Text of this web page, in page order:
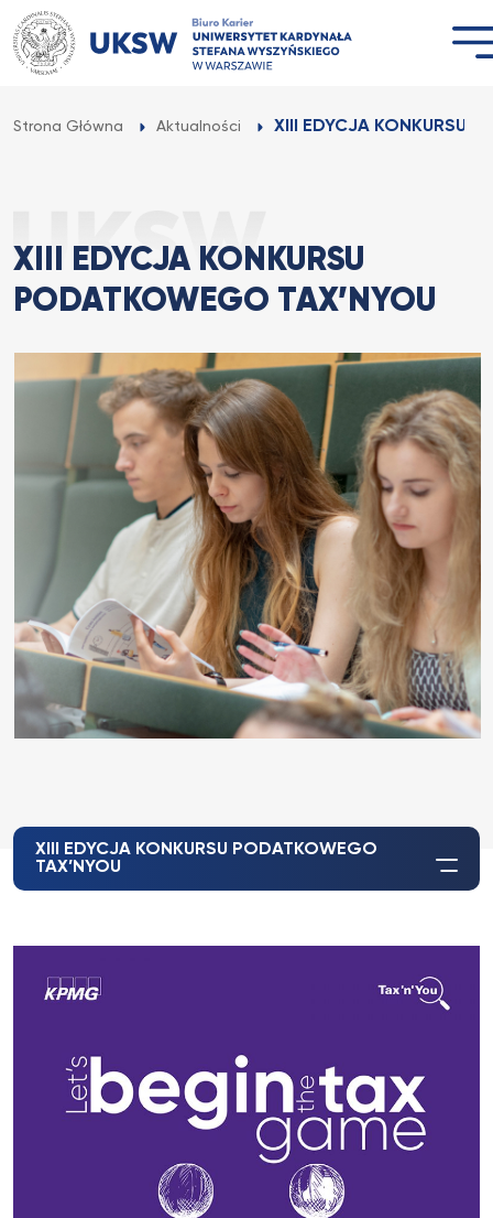
Przejdź
do
treści
Strona Główna Aktualności XIII EDYCJA KONKURSU
XIII EDYCJA KONKURSU
PODATKOWEGO TAX’NYOU
XIII EDYCJA KONKURSU PODATKOWEGO
TAX’NYOU